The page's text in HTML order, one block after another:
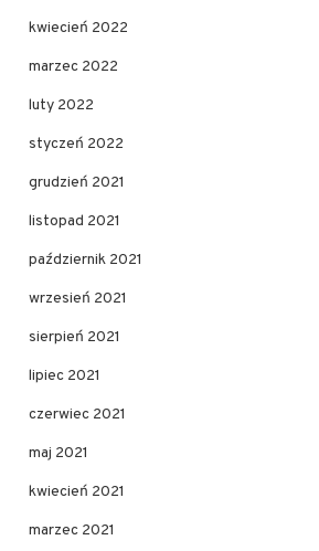
kwiecień 2022
marzec 2022
luty 2022
styczeń 2022
grudzień 2021
listopad 2021
październik 2021
wrzesień 2021
sierpień 2021
lipiec 2021
czerwiec 2021
maj 2021
kwiecień 2021
marzec 2021